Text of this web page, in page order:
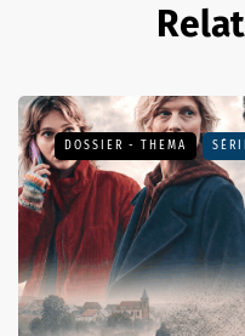
DOSSIER - THEMA